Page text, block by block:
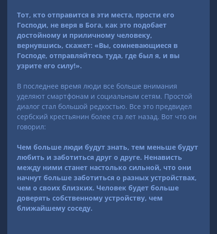
Тот, кто отправится в эти места, прости его
Господи, не веря в Бога, как это подобает
достойному и приличному человеку,
вернувшись, скажет: «Вы, сомневающиеся в
Господе, отправляйтесь туда, где был я, и вы
узрите его силу!».
В последнее время люди все больше внимания
уделяют смартфонам и социальным сетям. Простой
диалог стал большой редкостью. Все это предвидел
сербский крестьянин более ста лет назад. Вот что он
говорил:
Чем больше люди будут знать, тем меньше будут
любить и заботиться друг о друге. Ненависть
между ними станет настолько сильной, что они
начнут больше заботиться о разных устройствах,
чем о своих близких. Человек будет больше
доверять собственному устройству, чем
ближайшему соседу.